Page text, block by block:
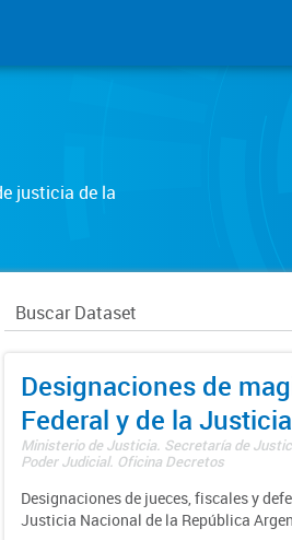
justicia de la
Designaciones de
Federal y de la
Ministerio de Justicia. Secretaría de
Poder Judicial. Oficina Decretos
Designaciones de jueces, fiscales y
Justicia Nacional de la República